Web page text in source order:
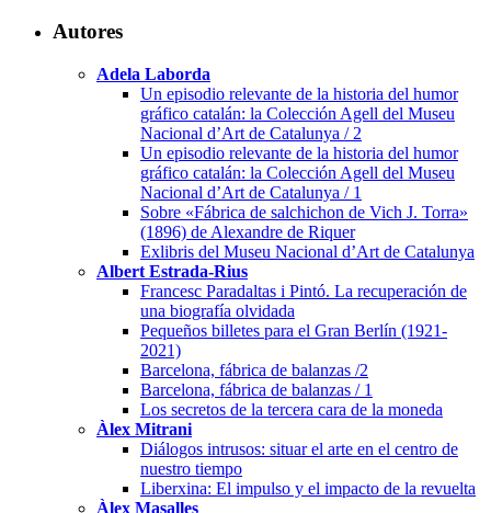
Autores
Adela Laborda
Un episodio relevante de la historia del humor
gráfico catalán: la Colección Agell del Museu
Nacional d’Art de Catalunya / 2
Un episodio relevante de la historia del humor
gráfico catalán: la Colección Agell del Museu
Nacional d’Art de Catalunya / 1
Sobre «Fábrica de salchichon de Vich J. Torra»
(1896) de Alexandre de Riquer
Exlibris del Museu Nacional d’Art de Catalunya
Albert Estrada-Rius
Francesc Paradaltas i Pintó. La recuperación de
una biografía olvidada
Pequeños billetes para el Gran Berlín (1921-
2021)
Barcelona, fábrica de balanzas /2
Barcelona, fábrica de balanzas / 1
Los secretos de la tercera cara de la moneda
Àlex Mitrani
Diálogos intrusos: situar el arte en el centro de
nuestro tiempo
Liberxina: El impulso y el impacto de la revuelta
Àlex Masalles